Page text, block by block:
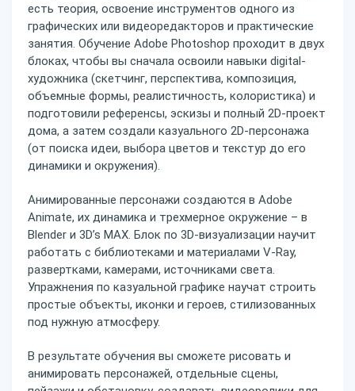
есть теория, освоение инструментов одного из
графических или видеоредакторов и практические
занятия. Обучение Adobe Photoshop проходит в двух
блоках, чтобы вы сначала освоили навыки digital-
художника (скетчинг, перспектива, композиция,
объемные формы, реалистичность, колористика) и
подготовили референсы, эскизы и полный 2D-проект
дома, а затем создали казуального 2D-персонажа
(от поиска идеи, выбора цветов и текстур до его
динамики и окружения).
Анимированные персонажи создаются в Adobe
Animate, их динамика и трехмерное окружение – в
Blender и 3D’s MAX. Блок по 3D-визуализации научит
работать с библиотеками и материалами V-Ray,
развертками, камерами, источниками света.
Упражнения по казуальной графике научат строить
простые объекты, иконки и героев, стилизованных
под нужную атмосферу.
В результате обучения вы сможете рисовать и
анимировать персонажей, отдельные сцены,